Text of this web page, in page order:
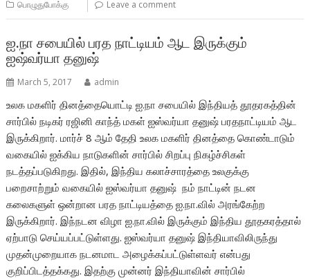
பொழுதுபோக்கு Leave a comment
ஐ.நா சபையில் பரத நாட்டியம் ஆட இருக்கும்
ஐஷ்வர்யா தனுஷ்
March 5, 2017 admin
உலக மகளிர் தினத்தையொட்டி ஐ.நா சபையில் இந்தியத் தூதரகத்தின்
சார்பில் நடிகர் ரஜினி காந்த் மகள் ஐஸ்வர்யா தனுஷ் பரதநாட்டியம் ஆட
இருக்கிறார். மார்ச் 8 ஆம் தேதி உலக மகளிர் தினத்தை கொண்டாடும்
வகையில் ஐக்கிய நாடுகளின் சார்பில் சிறப்பு நிகழ்ச்சிகள்
நடத்தப்படுகிறது. இதில், இந்திய கலாச்சாரத்தை உலகுக்கு
பறைசாற்றும் வகையில் ஐஸ்வர்யா தனுஷ் நம் நாட்டின் நடன
கலைகளுள் ஒன்றான பரத நாட்டியத்தை ஐ.நா.வில் அரங்கேற்ற
இருக்கிறார். இந்நடன விழா ஐ.நா.வில் இருக்கும் இந்திய தூதகரத்தால்
ஏற்பாடு செய்யப்பட்டுள்ளது. ஐஸ்வர்யா தனுஷ் இந்தியாவிலிருந்து
முதன்முறையாக நடனமாட அழைக்கப்பட்டுள்ளவர் என்பது
குறிப்பிடத்தக்கது. இதற்கு முன்னர் இந்தியாவின் சார்பில்